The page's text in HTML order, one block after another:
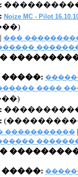
Noize MC - Pilot
| ���
����
����������� |